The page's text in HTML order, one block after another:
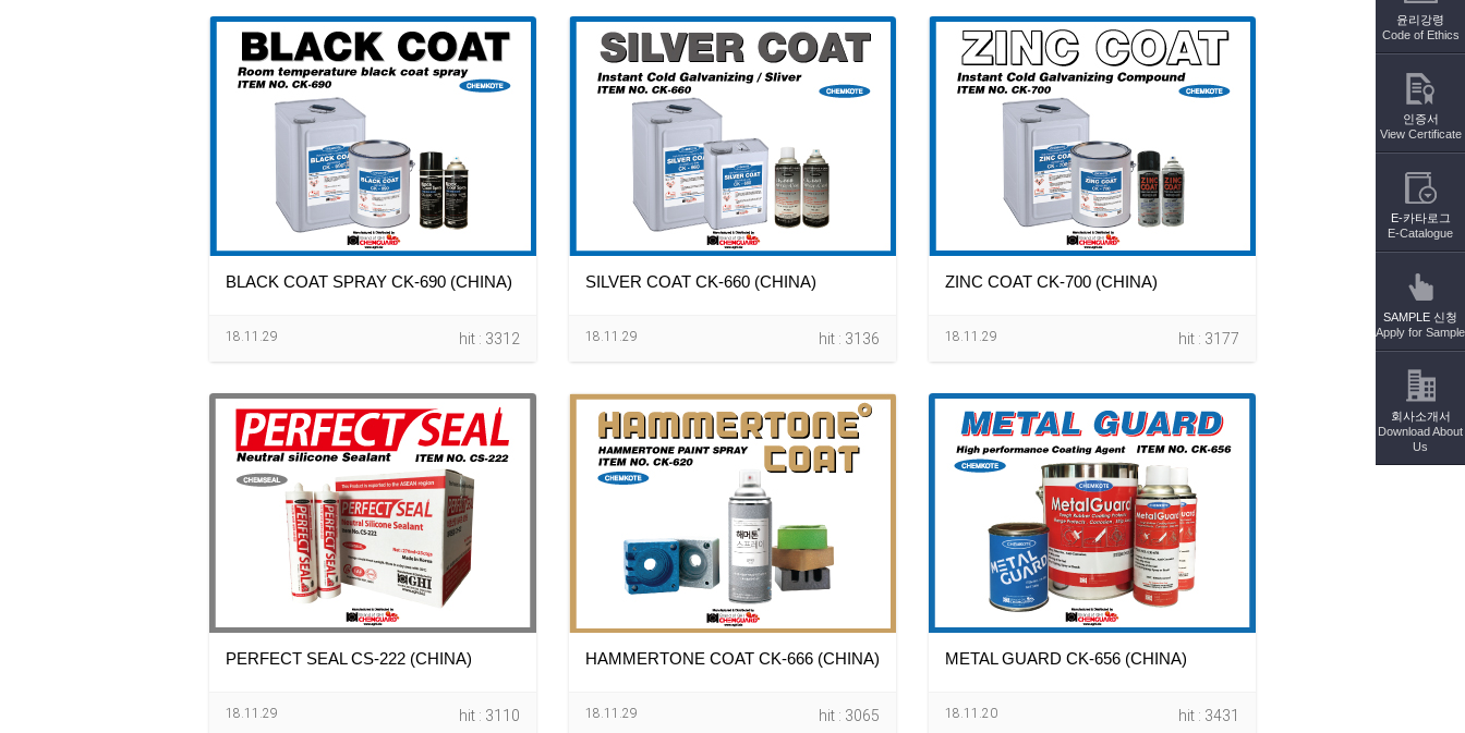
윤리강령
Code of Ethics
인증서
View Certificate
E-카타로그
E-Catalogue
SAMPLE 신청
Apply for Sample
회사소개서
Download About
Us
BLACK COAT SPRAY CK-690 (CHINA)
18.11.29 hit : 3312
SILVER COAT CK-660 (CHINA)
18.11.29 hit : 3136
ZINC COAT CK-700 (CHINA)
18.11.29 hit : 3177
PERFECT SEAL CS-222 (CHINA)
18.11.29 hit : 3110
HAMMERTONE COAT CK-666 (CHINA)
18.11.29 hit : 3065
METAL GUARD CK-656 (CHINA)
18.11.20 hit : 3431